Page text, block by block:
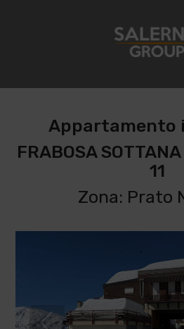
Appartamento
FRABOSA
11
Zona: Prato